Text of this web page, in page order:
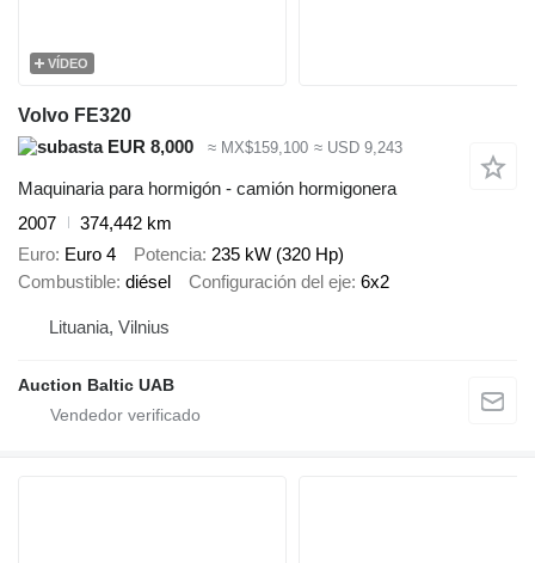
VÍDEO
Volvo FE320
EUR 8,000
≈ MX$159,100 ≈ USD 9,243
Maquinaria para hormigón - camión hormigonera
2007
374,442 km
Euro Euro 4 Potencia 235 kW (320 Hp)
Combustible diésel Configuración del eje 6x2
Lituania, Vilnius
Auction Baltic UAB